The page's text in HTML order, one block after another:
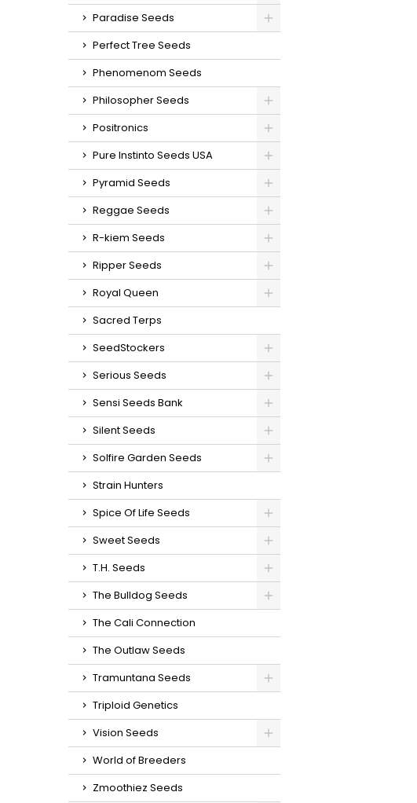
Paradise Seeds
Perfect Tree Seeds
Phenomenom Seeds
Philosopher Seeds
Positronics
Pure Instinto Seeds USA
Pyramid Seeds
Reggae Seeds
R-kiem Seeds
Ripper Seeds
Royal Queen
Sacred Terps
SeedStockers
Serious Seeds
Sensi Seeds Bank
Silent Seeds
Solfire Garden Seeds
Strain Hunters
Spice Of Life Seeds
Sweet Seeds
T.H. Seeds
The Bulldog Seeds
The Cali Connection
The Outlaw Seeds
Tramuntana Seeds
Triploid Genetics
Vision Seeds
World of Breeders
Zmoothiez Seeds